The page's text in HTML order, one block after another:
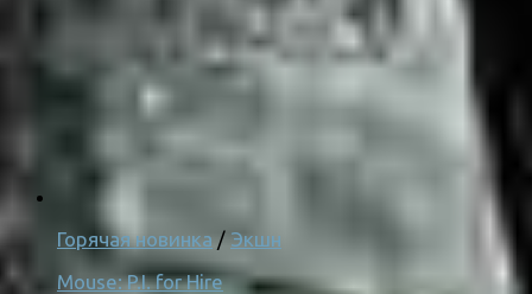
Горячая новинка / Экшн
Mouse: P.I. for Hire